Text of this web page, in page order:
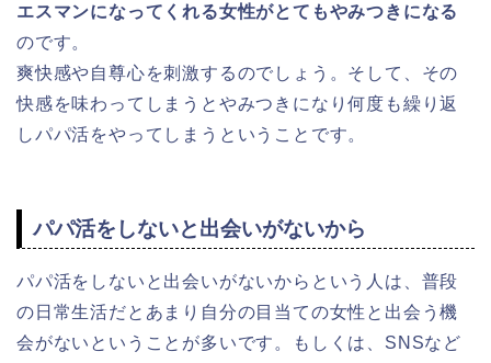
エスマンになってくれる女性がとてもやみつきになる
のです。
爽快感や自尊心を刺激するのでしょう。そして、その
快感を味わってしまうとやみつきになり何度も繰り返
しパパ活をやってしまうということです。
パパ活をしないと出会いがないから
パパ活をしないと出会いがないからという人は、普段
の日常生活だとあまり自分の目当ての女性と出会う機
会がないということが多いです。もしくは、SNSなど